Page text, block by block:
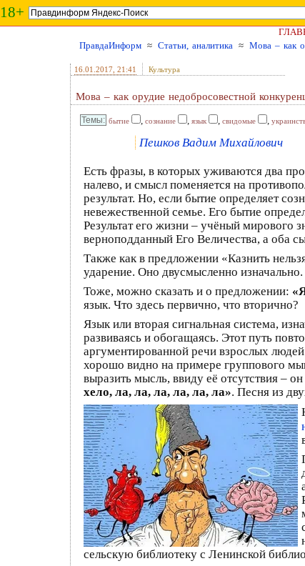
18+
ПравдаИнформ ≈ Статьи, аналитика ≈ Мова – как
16.01.2017 , 21:41 Культура
Мова – как орудие недобросовестной
бытие , сознание , язык , свидомые ,
Пешков Вадим Михайлович
Есть фразы, в которых уживаются два
налево, и смысл поменяется на
результат. Но, если бытие определяет
невежественной семье. Его бытие
Результат его жизни – учёный мирового
верноподданный Его Величества, а оба
Также как в предложении «Казнить
ударение. Оно двусмысленно изначально.
Тоже, можно сказать и о предложении:
язык. Что здесь первично, что вторично?
Язык или вторая сигнальная система,
развиваясь и обогащаясь. Этот путь
аргументированной речи взрослых
хорошо видно на примере группового
выразить мысль, ввиду её отсутствия –
хело, ла, ла, ла, ла, ла, ла». Песня из
сельскую библиотеку с Ленинской